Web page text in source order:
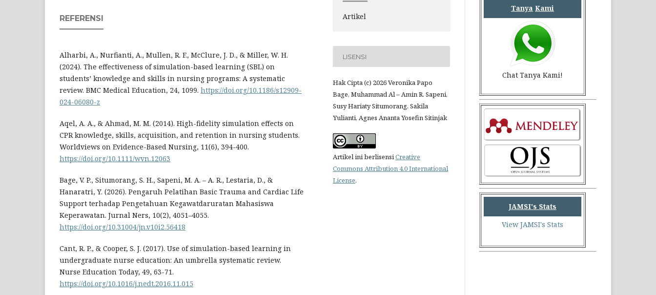
REFERENSI
Alharbi, A., Nurfianti, A., Mullen, R. F., McClure, J. D., & Miller, W. H.
(2024). The effectiveness of simulation-based learning (SBL) on
students’ knowledge and skills in nursing programs: A systematic
review. BMC Medical Education, 24, 1099. https://doi.org/10.1186/s12909-
024-06080-z
Aqel, A. A., & Ahmad, M. M. (2014). High-fidelity simulation effects on
CPR knowledge, skills, acquisition, and retention in nursing students.
Worldviews on Evidence-Based Nursing, 11(6), 394-400.
https://doi.org/10.1111/wvn.12063
Bage, V. P., Situmorang, S. H., Sapeni, M. A. – A. R., Lestaria, D., &
Hanaratri, Y. (2026). Pengaruh Pelatihan Basic Trauma and Cardiac Life
Support terhadap Pengetahuan Kegawatdaruratan Mahasiswa
Keperawatan. Jurnal Ners, 10(2), 4051–4055.
https://doi.org/10.31004/jn.v10i2.56418
Cant, R. P., & Cooper, S. J. (2017). Use of simulation-based learning in
undergraduate nurse education: An umbrella systematic review.
Nurse Education Today, 49, 63-71.
https://doi.org/10.1016/j.nedt.2016.11.015
Artikel
LISENSI
Hak Cipta (c) 2026 Veronika Papo
Bage, Muhammad Al – Amin R. Sapeni,
Susy Hariaty Situmorang, Sakila
Yulianti, Agnes Ananta Yosefin Sitinjak
Artikel ini berlisensiCreative
Commons Attribution 4.0 International
License.
Tanya Kami
Chat Tanya Kami!
JAMSI's Stats
View JAMSI's Stats